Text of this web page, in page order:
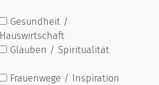
Gesundheit /
Hauswirtschaft
Glauben / Spiritualität
Frauenwege / Inspiration